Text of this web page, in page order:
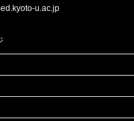
u.ac.jp